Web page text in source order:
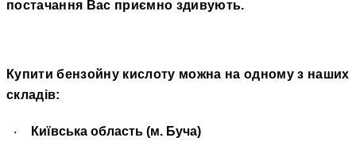
постачання Вас приємно здивують.
Купити бензойну кислоту можна на одному з наших
складів:
· Київська область (м. Буча)